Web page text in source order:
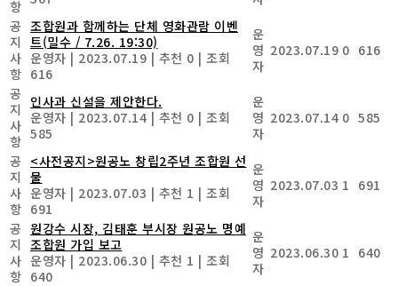
항
공
지
사
항
조합원과 함께하는 단체 영화관람 이벤
트(밀수 / 7.26. 19:30)
운영자 | 2023.07.19 | 추천 0 | 조회
616
운
영
자
2023.07.19 0 616
공
지
사
항
인사과 신설을 제안한다.
운영자 | 2023.07.14 | 추천 0 | 조회
585
운
영
자
2023.07.14 0 585
공
지
사
항
<사전공지>원공노 창립2주년 조합원 선
물
운영자 | 2023.07.03 | 추천 1 | 조회
691
운
영
자
2023.07.03 1 691
공
지
사
항
원강수 시장, 김태훈 부시장 원공노 명예
조합원 가입 보고
운영자 | 2023.06.30 | 추천 1 | 조회
640
운
영
자
2023.06.30 1 640